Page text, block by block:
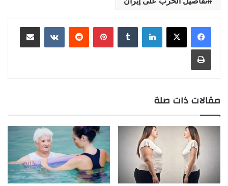
لينكدإن بينتيريست مشاركة عبر البريد
طباعة
مقالات ذات صلة